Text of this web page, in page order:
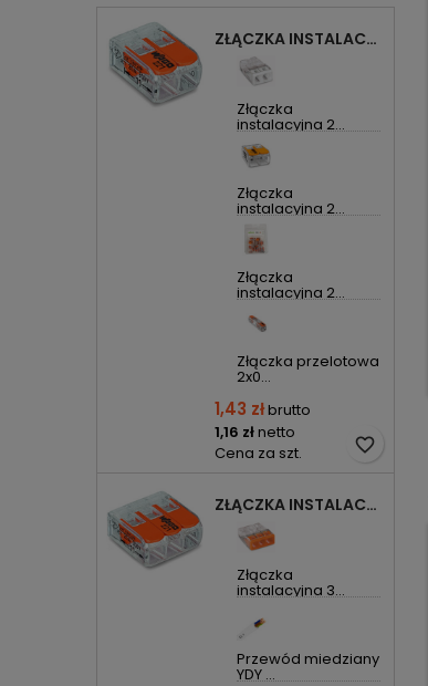
ZŁĄCZKA INSTALACYJNA 2X UNIWERSALNA COMPACT 221-412 WAGO
Złączka
instalacyjna 2...
Złączka
instalacyjna 2...
Złączka
instalacyjna 2...
Złączka przelotowa
2x0...
1,43 złbrutto
1,16 złnetto
Cena za szt.
favorite_border
ZŁĄCZKA INSTALACYJNA 3X UNIWERSALNA COMPACT 221-413 WAGO
Złączka
instalacyjna 3...
Przewód miedziany
YDY ...